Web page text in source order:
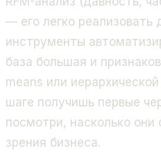
— его легко реализовать
инструменты
база большая и
means или
шаге получишь первые
посмотри, насколько
зрения бизнеса.